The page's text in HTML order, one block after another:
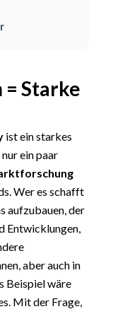
Starke
ist ein starkes
ein paar
Wer es schafft
aufzubauen, der
Entwicklungen,
aber auch in
Beispiel wäre
Mit der Frage,